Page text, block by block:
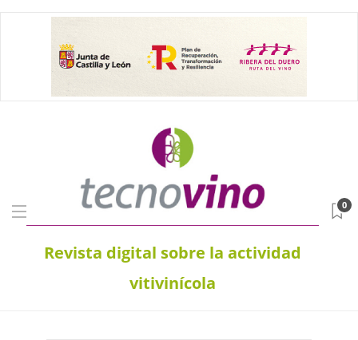
Revista digital sobre la actividad
vitivinícola
0